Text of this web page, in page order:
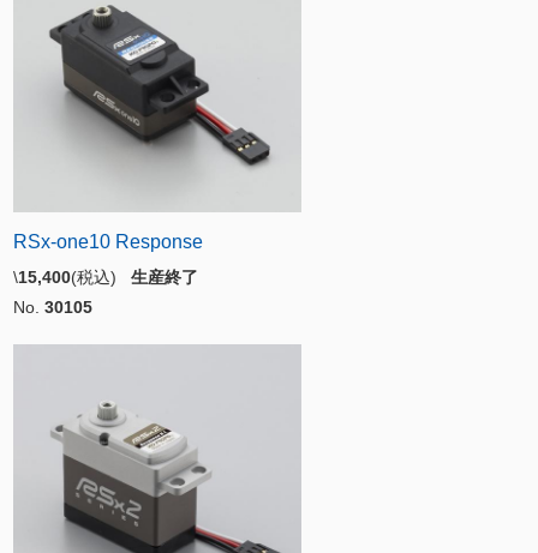
RSx-one10 Response
\15,400(税込) 生産終了
No. 30105